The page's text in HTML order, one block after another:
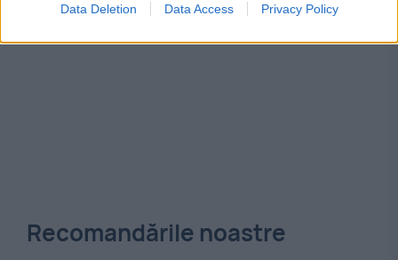
Data Deletion Data Access Privacy Policy
Recomandările noastre